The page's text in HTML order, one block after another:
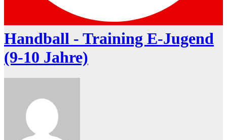
Handball - Training E-Jugend
(9-10 Jahre)